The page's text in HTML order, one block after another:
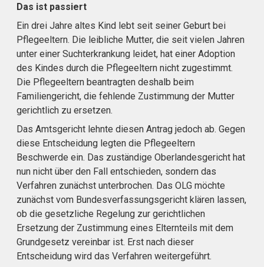
Das ist passiert
Ein drei Jahre altes Kind lebt seit seiner Geburt bei
Pflegeeltern. Die leibliche Mutter, die seit vielen Jahren
unter einer Suchterkrankung leidet, hat einer Adoption
des Kindes durch die Pflegeeltern nicht zugestimmt.
Die Pflegeeltern beantragten deshalb beim
Familiengericht, die fehlende Zustimmung der Mutter
gerichtlich zu ersetzen.
Das Amtsgericht lehnte diesen Antrag jedoch ab. Gegen
diese Entscheidung legten die Pflegeeltern
Beschwerde ein. Das zuständige Oberlandesgericht hat
nun nicht über den Fall entschieden, sondern das
Verfahren zunächst unterbrochen. Das OLG möchte
zunächst vom Bundesverfassungsgericht klären lassen,
ob die gesetzliche Regelung zur gerichtlichen
Ersetzung der Zustimmung eines Elternteils mit dem
Grundgesetz vereinbar ist. Erst nach dieser
Entscheidung wird das Verfahren weitergeführt.